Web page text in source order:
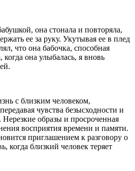
она стонала и повторяла,
ее за руку. Укутывая ее в плед
что она бабочка, способная
когда она улыбалась, я вновь
с близким человеком,
чувства безысходности и
образы и просроченная
восприятия времени и памяти.
приглашением к разговору о
когда близкий человек теряет